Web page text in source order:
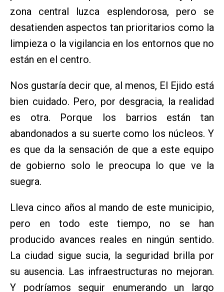
zona central luzca esplendorosa, pero se
desatienden aspectos tan prioritarios como la
limpieza o la vigilancia en los entornos que no
están en el centro.
Nos gustaría decir que, al menos, El Ejido está
bien cuidado. Pero, por desgracia, la realidad
es otra. Porque los barrios están tan
abandonados a su suerte como los núcleos. Y
es que da la sensación de que a este equipo
de gobierno solo le preocupa lo que ve la
suegra.
Lleva cinco años al mando de este municipio,
pero en todo este tiempo, no se han
producido avances reales en ningún sentido.
La ciudad sigue sucia, la seguridad brilla por
su ausencia. Las infraestructuras no mejoran.
Y podríamos seguir enumerando un largo